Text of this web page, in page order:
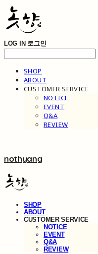
LOG IN 로그인
SHOP
ABOUT
CUSTOMER SERVICE
NOTICE
EVENT
Q&A
REVIEW
nothyang
SHOP
ABOUT
CUSTOMER SERVICE
NOTICE
EVENT
Q&A
REVIEW